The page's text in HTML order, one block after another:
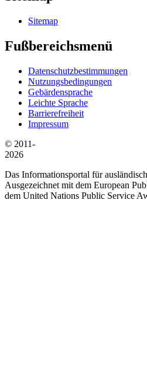
Sitemap
Fußbereichsmenü
Datenschutzbestimmungen
Nutzungsbedingungen
Gebärdensprache
Leichte Sprache
Barrierefreiheit
Impressum
© 2011-
2026
Das Informationsportal für
Ausgezeichnet mit dem European
dem United Nations Public Service